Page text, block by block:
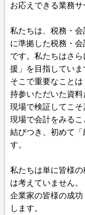
お応えできる業務サ
私たちは、税務・
に準拠した税務・
です。私たちはさ
援」を目指していま
そこで重要なこと
持参いただいた資料
現場で検証してこ
現場で会計をみる
結びつき、初めて
す。
私たちは単に皆様
は考えていません。
企業家の皆様の成
します。